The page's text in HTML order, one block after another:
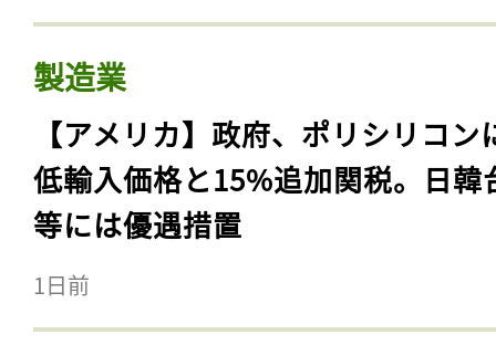
製造業
【アメリカ】政府、ポリシリコン
低輸入価格と15%追加関税。日韓
等には優遇措置
1日前